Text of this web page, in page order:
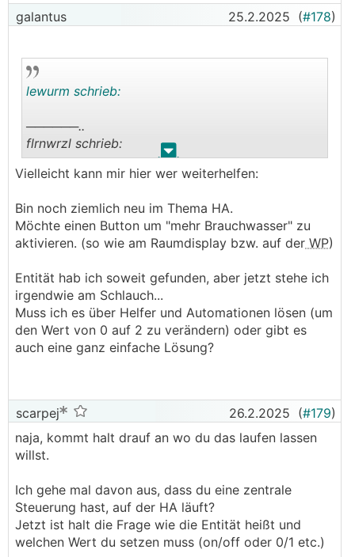
galantus 25.2.2025 (#178)
. .
lewurm schrieb:
──────..
flrnwrzl schrieb:
Entität für "Mehr Brauchwasser" - also der Button
───────────────
number.more_hot_water_40698 (nicht
Vielleicht kann mir hier wer weiterhelfen:
Bin noch ziemlich neu im Thema HA.
Möchte einen Button um "mehr Brauchwasser" zu
aktivieren. (so wie am Raumdisplay bzw. auf der WP)
Entität hab ich soweit gefunden, aber jetzt stehe ich
irgendwie am Schlauch...
Muss ich es über Helfer und Automationen lösen (um
den Wert von 0 auf 2 zu verändern) oder gibt es
auch eine ganz einfache Lösung?
scarpej 26.2.2025 (#179)
naja, kommt halt drauf an wo du das laufen lassen
willst.
Ich gehe mal davon aus, dass du eine zentrale
Steuerung hast, auf der HA läuft?
Jetzt ist halt die Frage wie die Entität heißt und
welchen Wert du setzen muss (on/off oder 0/1 etc.)